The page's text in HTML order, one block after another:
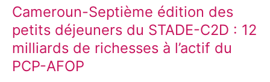
une
place
Cameroun-Septième édition des
petits déjeuners du STADE-C2D : 12
milliards de richesses à l’actif du
PCP-AFOP
Cameroun-
Septième
édition
des
petits